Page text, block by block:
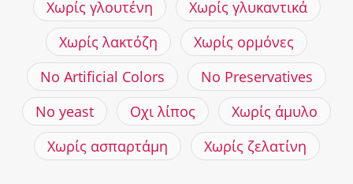
Χωρίς γλουτένη
Χωρίς γλυκαντικά
Χωρίς λακτόζη
Χωρίς ορμόνες
No Artificial Colors
No Preservatives
No yeast
Οχι λίπος
Χωρίς άμυλο
Χωρίς ασπαρτάμη
Χωρίς ζελατίνη